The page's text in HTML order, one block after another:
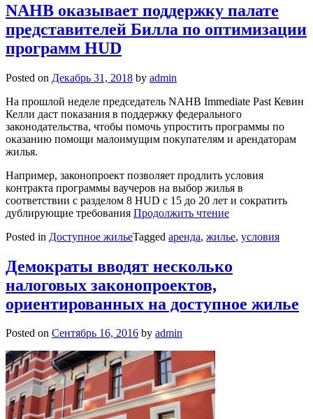
NAHB оказывает поддержку палате
представителей Билла по оптимизации
программ HUD
Posted on Декабрь 31, 2018 by admin
На прошлой неделе председатель NAHB Immediate Past Кевин
Келли даст показания в поддержку федерального
законодательства, чтобы помочь упростить программы по
оказанию помощи малоимущим покупателям и арендаторам
жилья.
Например, законопроект позволяет продлить условия
контракта программы ваучеров на выбор жилья в
соответствии с разделом 8 HUD с 15 до 20 лет и сократить
дублирующие требования Продолжить чтение
Posted in Доступное жильеTagged аренда, жилье, условия
Демократы вводят несколько
налоговых законопроектов,
ориентированных на доступное жилье
Posted on Сентябрь 16, 2016 by admin